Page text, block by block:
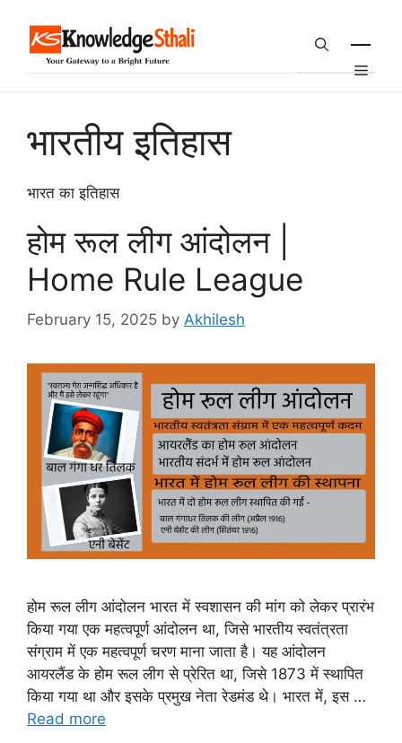
content
Menu
भारतीय इतिहास
भारत का इतिहास
होम रूल लीग आंदोलन |
Home Rule League
February 15, 2025 by Akhilesh
होम रूल लीग आंदोलन भारत में स्वशासन की मांग को लेकर प्रारंभ
किया गया एक महत्वपूर्ण आंदोलन था, जिसे भारतीय स्वतंत्रता
संग्राम में एक महत्वपूर्ण चरण माना जाता है। यह आंदोलन
आयरलैंड के होम रूल लीग से प्रेरित था, जिसे 1873 में स्थापित
किया गया था और इसके प्रमुख नेता रेडमंड थे। भारत में, इस …
Read more